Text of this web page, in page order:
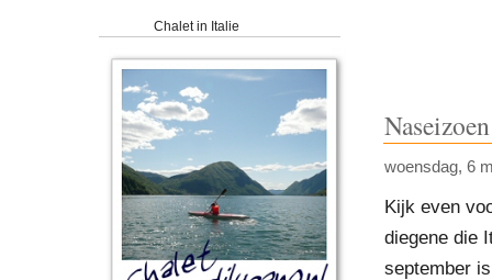
woensdag, 6
Kijk even
diegene die
september
Chalet in Italie